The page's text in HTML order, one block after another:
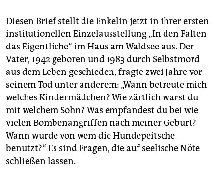
Diesen Brief stellt die Enkelin jetzt in ihrer ersten
institutionellen Einzelausstellung „In den Falten
das Eigentliche“ im Haus am Waldsee aus. Der
Vater, 1942 geboren und 1983 durch Selbstmord
aus dem Leben geschieden, fragte zwei Jahre vor
seinem Tod unter anderem: „Wann betreute mich
welches Kindermädchen? Wie zärtlich warst du
mit welchem Sohn? Was empfandest du bei wie
vielen Bombenangriffen nach meiner Geburt?
Wann wurde von wem die Hundepeitsche
benutzt?“ Es sind Fragen, die auf seelische Nöte
schließen lassen.